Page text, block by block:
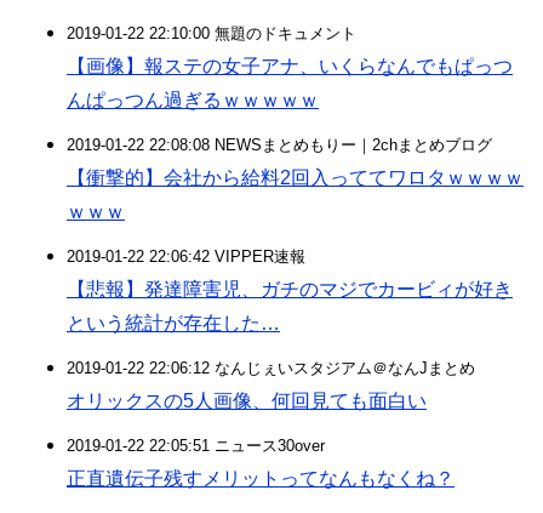
2019-01-22 22:10:00 無題のドキュメント
【画像】報ステの女子アナ、いくらなんでもぱっつ
んぱっつん過ぎるｗｗｗｗｗ
2019-01-22 22:08:08 NEWSまとめもりー｜2chまとめブログ
【衝撃的】会社から給料2回入っててワロタｗｗｗｗ
ｗｗｗ
2019-01-22 22:06:42 VIPPER速報
【悲報】発達障害児、ガチのマジでカービィが好き
という統計が存在した…
2019-01-22 22:06:12 なんじぇいスタジアム＠なんJまとめ
オリックスの5人画像、何回見ても面白い
2019-01-22 22:05:51 ニュース30over
正直遺伝子残すメリットってなんもなくね？